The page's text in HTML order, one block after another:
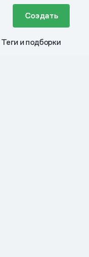
Создать
Теги и подборки